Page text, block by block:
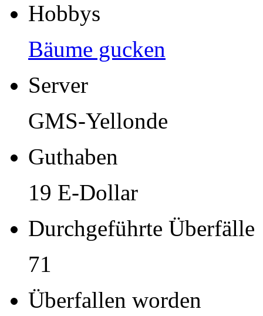
Hobbys
Bäume gucken
Server
GMS-Yellonde
Guthaben
19 E-Dollar
Durchgeführte Überfälle
71
Überfallen worden